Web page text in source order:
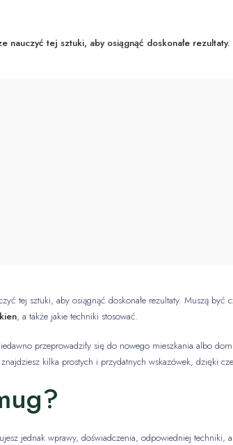
tej sztuki, aby osiągnąć doskonałe
tej sztuki, aby osiągnąć doskonałe rezultaty. Muszą
, a także jakie techniki stosować.
przeprowadziły się do nowego mieszkania albo
kilka prostych i przydatnych wskazówek, dzięki
jednak wprawy, doświadczenia, odpowiedniej techniki,